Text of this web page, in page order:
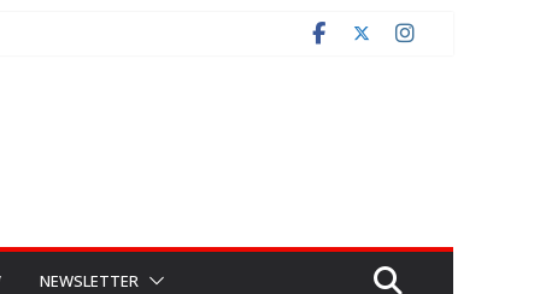
NEWSLETTER